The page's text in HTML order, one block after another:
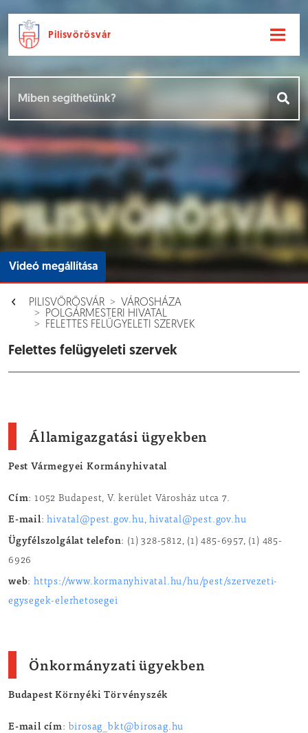
Ugrás a fő tartalomhoz
Pilisvörösvár
Videó megállítása
PILISVÖRÖSVÁR
VÁROSHÁZA
POLGÁRMESTERI HIVATAL
FELETTES FELÜGYELETI SZERVEK
Felettes felügyeleti szervek
Államigazgatási ügyekben
Pest Vármegyei Kormányhivatal
Cím: 1052 Budapest, V. kerület Városház utca 7.
E-mail:hivatal@pest.gov.hu, hivatal@pest.gov.hu
Ügyfélszolgálat telefon: (1) 328-5812, (1) 485-6957, (1) 485-
6926
web:https://www.kormanyhivatal.hu/hu/pest/szervezeti-
egysegek-elerhetosegei
Önkormányzati ügyekben
Budapest Környéki Törvényszék
E-mail cím: birosag_bkt@birosag.hu
Események []
Dokumentumok [
Aloldalak []